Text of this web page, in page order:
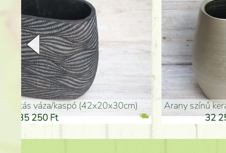
arany színű kerámia váza (40x26cm)
hosszú arany színű
46